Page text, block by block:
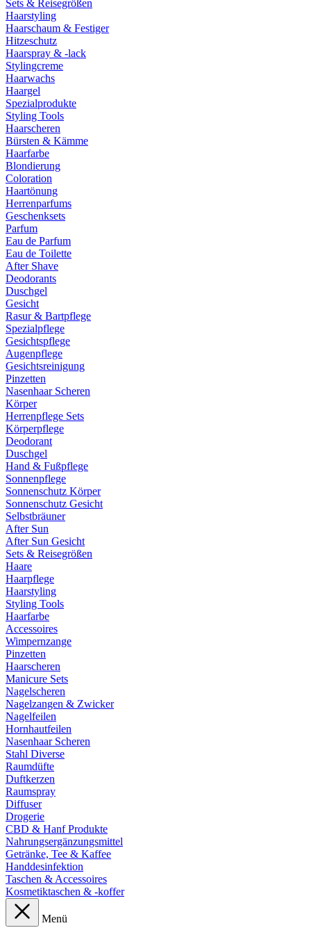
Sets & Reisegrößen
Haarstyling
Haarschaum & Festiger
Hitzeschutz
Haarspray & -lack
Stylingcreme
Haarwachs
Haargel
Spezialprodukte
Styling Tools
Haarscheren
Bürsten & Kämme
Haarfarbe
Blondierung
Coloration
Haartönung
Herrenparfums
Geschenksets
Parfum
Eau de Parfum
Eau de Toilette
After Shave
Deodorants
Duschgel
Gesicht
Rasur & Bartpflege
Spezialpflege
Gesichtspflege
Augenpflege
Gesichtsreinigung
Pinzetten
Nasenhaar Scheren
Körper
Herrenpflege Sets
Körperpflege
Deodorant
Duschgel
Hand & Fußpflege
Sonnenpflege
Sonnenschutz Körper
Sonnenschutz Gesicht
Selbstbräuner
After Sun
After Sun Gesicht
Sets & Reisegrößen
Haare
Haarpflege
Haarstyling
Styling Tools
Haarfarbe
Accessoires
Wimpernzange
Pinzetten
Haarscheren
Manicure Sets
Nagelscheren
Nagelzangen & Zwicker
Nagelfeilen
Hornhautfeilen
Nasenhaar Scheren
Stahl Diverse
Raumdüfte
Duftkerzen
Raumspray
Diffuser
Drogerie
CBD & Hanf Produkte
Nahrungsergänzungsmittel
Getränke, Tee & Kaffee
Handdesinfektion
Taschen & Accessoires
Kosmetiktaschen & -koffer
Menü